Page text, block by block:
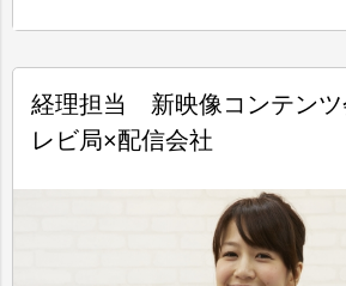
経理担当 新映像コンテン
レビ局×配信会社